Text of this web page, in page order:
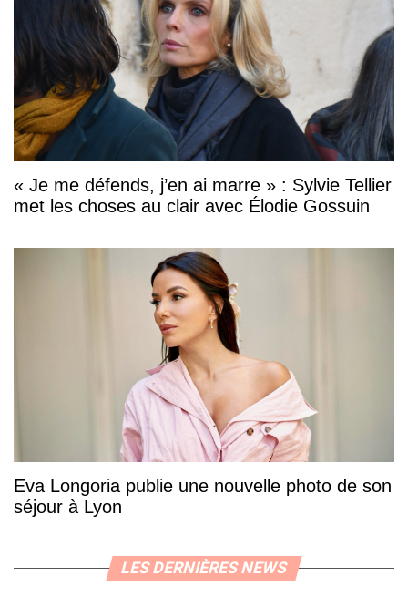
« Je me défends, j’en ai marre » : Sylvie Tellier
met les choses au clair avec Élodie Gossuin
Eva Longoria publie une nouvelle photo de son
séjour à Lyon
LES DERNIÈRES NEWS